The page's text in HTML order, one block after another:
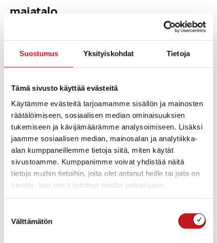
Suostumus Yksityiskohdat Tietoja
Tämä sivusto käyttää evästeitä
Käytämme evästeitä tarjoamamme sisällön ja mainosten
räätälöimiseen, sosiaalisen median ominaisuuksien
tukemiseen ja kävijämäärämme analysoimiseen. Lisäksi
jaamme sosiaalisen median, mainosalan ja analytiikka-
alan kumppaneillemme tietoja siitä, miten käytät
sivustoamme. Kumppanimme voivat yhdistää näitä
tietoja muihin tietoihin, joita olet antanut heille tai joita on
kerätty, kun olet käyttänyt heidän palvelujaan.
valinta
Välttämätön
majatalo
Lisää kalenteriin
TIEDOT
Päivämäärä:
torstai 6.8.2026
Aika:
14:13
JÄRJESTÄJÄ
Rautalammilla järjestämiä tapahtumia. Rautalammin
kunta ei vastaa tietojen oikeellisuudesta.